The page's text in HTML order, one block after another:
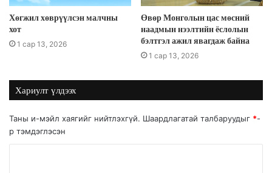
Хөгжил хөврүүлсэн малчны
хот
1 сар 13, 2026
Өвөр Монголын цас мөсний
наадмын нээлтийн ёслолын
бэлтгэл ажил явагдаж байна
1 сар 13, 2026
Хариулт үлдээх
Таны и-мэйл хаягийг нийтлэхгүй. Шаардлагатай талбаруудыг *-
р тэмдэглэсэн